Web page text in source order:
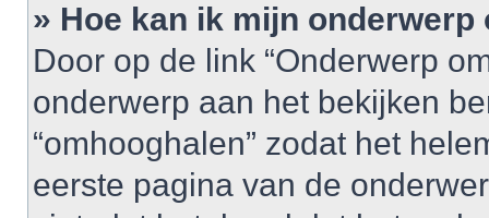
» Hoe kan ik mijn onderwerp
Door op de link “Onderwerp
onderwerp aan het bekijken
“omhooghalen” zodat het
eerste pagina van de